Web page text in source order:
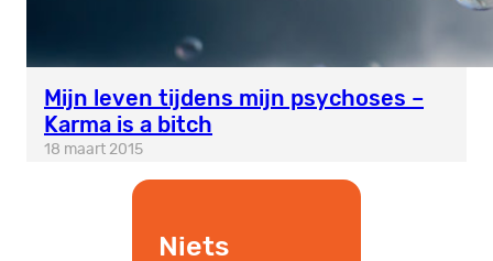
Mijn leven tijdens mijn psychoses –
Karma is a bitch
18 maart 2015
Niets